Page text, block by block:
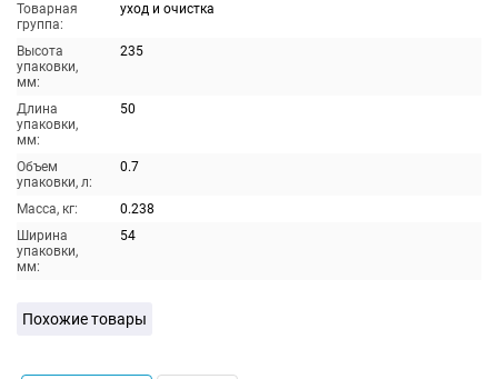
Товарная
группа:
уход и очистка
Высота
упаковки,
мм:
235
Длина
упаковки,
мм:
50
Объем
упаковки, л:
0.7
Масса, кг:
0.238
Ширина
упаковки,
мм:
54
Похожие товары